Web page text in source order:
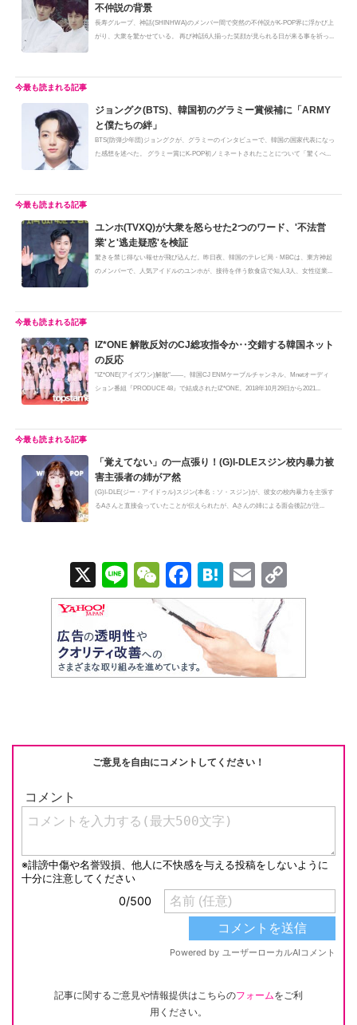
不仲説の背景
長寿グループ、神話(SHINHWA)のメンバー間で突然の不仲説がK-POP界に浮かび上
がり、大衆を驚かせている。 再び神話6人揃った笑顔が見られる日が来る事を祈っ...
ジョングク(BTS)、韓国初のグラミー賞候補に「ARMY
と僕たちの絆」
BTS(防弾少年団)ジョングクが、グラミーのインタビューで、韓国の国家代表になっ
た感想を述べた。 グラミー賞にK-POP初ノミネートされたことについて「驚くべ...
ユンホ(TVXQ)が大衆を怒らせた2つのワード、'不法営
業'と'逃走疑惑'を検証
驚きを禁じ得ない報せが飛び込んだ。昨日夜、韓国のテレビ局・MBCは、東方神起
のメンバーで、人気アイドルのユンホが、接待を伴う飲食店で知人3人、女性従業...
IZ*ONE 解散反対のCJ総攻指令か‥交錯する韓国ネット
の反応
"IZ*ONE(アイズワン)解散"――。韓国CJ ENMケーブルチャンネル、Mnetオーディ
ション番組『PRODUCE 48』で結成されたIZ*ONE。2018年10月29日から2021...
「覚えてない」の一点張り！(G)I-DLEスジン校内暴力被
害主張者の姉がア然
(G)I-DLE(ジー・アイドゥル)スジン(本名：ソ・スジン)が、彼女の校内暴力を主張す
るAさんと直接会っていたことが伝えられたが、Aさんの姉による面会後記が注...
X Li
n
e
W
e
C
at
F
a
c
e
b
k
H
at
e
n
a
E
m
ail
o
Li
ご意見を自由にコメントしてください！
記事に関するご意見や情報提供はこちらのフォームをご利
用ください。